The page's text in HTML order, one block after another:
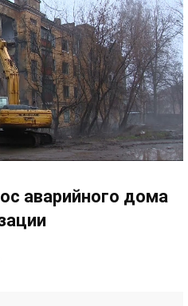
аварийного дома